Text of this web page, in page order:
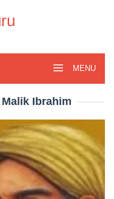
MENU
Ibrahim